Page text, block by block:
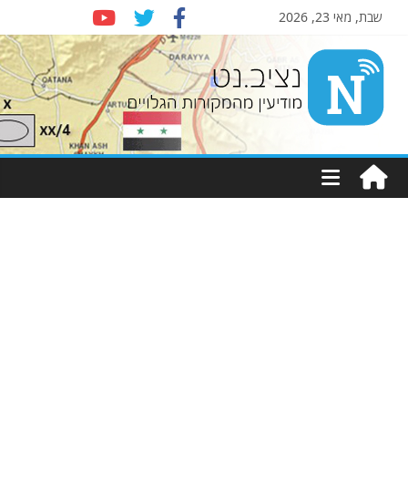
שבת, מאי 23, 2026
Nziv.net
מודיעין
מהמקורות